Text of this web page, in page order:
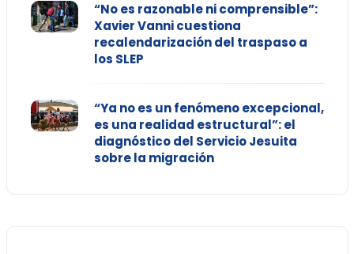
“No es razonable ni comprensible”:
Xavier Vanni cuestiona
recalendarización del traspaso a
los SLEP
“Ya no es un fenómeno excepcional,
es una realidad estructural”: el
diagnóstico del Servicio Jesuita
sobre la migración